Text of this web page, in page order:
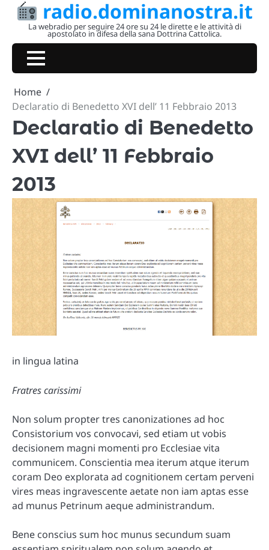
Skip
radio.dominanostra.it
La webradio per seguire 24 ore su 24 le dirette e le attività di
apostolato in difesa della sana Dottrina Cattolica.
Home
Declaratio di Benedetto XVI dell’ 11 Febbraio 2013
Declaratio di Benedetto
XVI dell’ 11 Febbraio
2013
in lingua latina
Fratres carissimi
Non solum propter tres canonizationes ad hoc
Consistorium vos convocavi, sed etiam ut vobis
decisionem magni momenti pro Ecclesiae vita
communicem. Conscientia mea iterum atque iterum
coram Deo explorata ad cognitionem certam perveni
vires meas ingravescente aetate non iam aptas esse
ad munus Petrinum aeque administrandum.
Bene conscius sum hoc munus secundum suam